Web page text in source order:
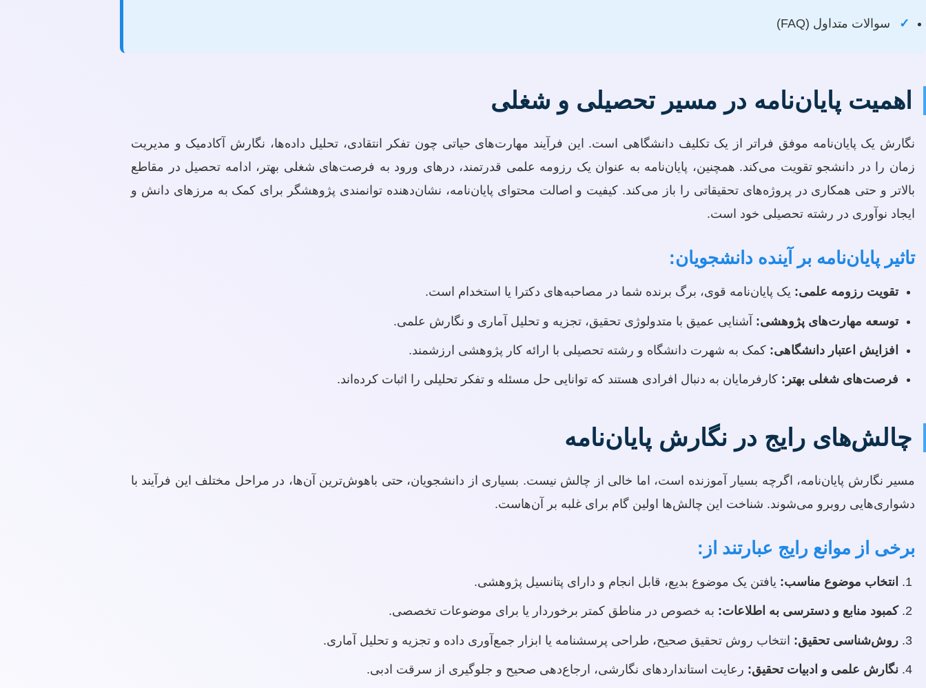
✓ سوالات متداول (FAQ)
اهمیت پایان‌نامه در مسیر تحصیلی و شغلی
نگارش یک پایان‌نامه موفق فراتر از یک تکلیف دانشگاهی است. این فرآیند مهارت‌های حیاتی چون تفکر انتقادی، تحلیل داده‌ها، نگارش آکادمیک و مدیریت
زمان را در دانشجو تقویت می‌کند. همچنین، پایان‌نامه به عنوان یک رزومه علمی قدرتمند، درهای ورود به فرصت‌های شغلی بهتر، ادامه تحصیل در مقاطع
بالاتر و حتی همکاری در پروژه‌های تحقیقاتی را باز می‌کند. کیفیت و اصالت محتوای پایان‌نامه، نشان‌دهنده توانمندی پژوهشگر برای کمک به مرزهای دانش و
ایجاد نوآوری در رشته تحصیلی خود است.
تاثیر پایان‌نامه بر آینده دانشجویان:
تقویت رزومه علمی: یک پایان‌نامه قوی، برگ برنده شما در مصاحبه‌های دکترا یا استخدام است.
توسعه مهارت‌های پژوهشی: آشنایی عمیق با متدولوژی تحقیق، تجزیه و تحلیل آماری و نگارش علمی.
افزایش اعتبار دانشگاهی: کمک به شهرت دانشگاه و رشته تحصیلی با ارائه کار پژوهشی ارزشمند.
فرصت‌های شغلی بهتر: کارفرمایان به دنبال افرادی هستند که توانایی حل مسئله و تفکر تحلیلی را اثبات کرده‌اند.
چالش‌های رایج در نگارش پایان‌نامه
مسیر نگارش پایان‌نامه، اگرچه بسیار آموزنده است، اما خالی از چالش نیست. بسیاری از دانشجویان، حتی باهوش‌ترین آن‌ها، در مراحل مختلف این فرآیند با
دشواری‌هایی روبرو می‌شوند. شناخت این چالش‌ها اولین گام برای غلبه بر آن‌هاست.
برخی از موانع رایج عبارتند از:
انتخاب موضوع مناسب: یافتن یک موضوع بدیع، قابل انجام و دارای پتانسیل پژوهشی.
کمبود منابع و دسترسی به اطلاعات: به خصوص در مناطق کمتر برخوردار یا برای موضوعات تخصصی.
روش‌شناسی تحقیق: انتخاب روش تحقیق صحیح، طراحی پرسشنامه یا ابزار جمع‌آوری داده و تجزیه و تحلیل آماری.
نگارش علمی و ادبیات تحقیق: رعایت استانداردهای نگارشی، ارجاع‌دهی صحیح و جلوگیری از سرقت ادبی.